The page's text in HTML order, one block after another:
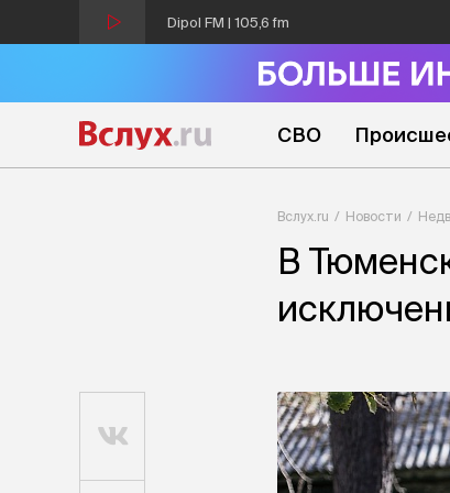
Dipol FM | 105,6 fm
СВО
Вслух.ru Новости
В